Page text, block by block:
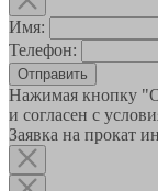
Имя:
Телефон:
Отправить
Нажимая кнопку
и согласен с
Заявка на прокат